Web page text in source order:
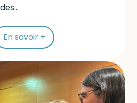
En savoir +